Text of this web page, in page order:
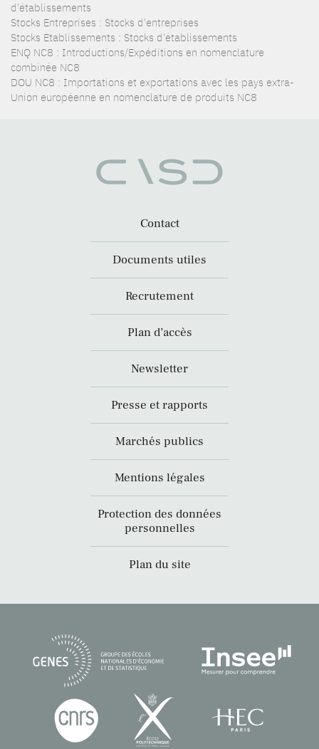
d'établissements
Stocks Entreprises : Stocks d'entreprises
Stocks Etablissements : Stocks d'établissements
ENQ NC8 : Introductions/Expéditions en nomenclature
combinée NC8
DOU NC8 : Importations et exportations avec les pays extra-
Union européenne en nomenclature de produits NC8
Contact
Documents utiles
Recrutement
Plan d’accès
Newsletter
Presse et rapports
Marchés publics
Mentions légales
Protection des données
personnelles
Plan du site